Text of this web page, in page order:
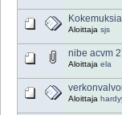
Aloittaja sjs
nibe acvm
Aloittaja ela
Aloittaja